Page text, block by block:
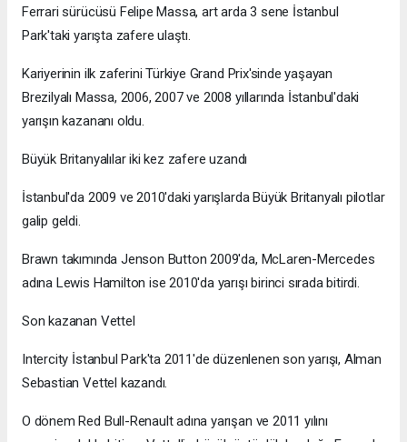
Ferrari sürücüsü Felipe Massa, art arda 3 sene İstanbul
Park'taki yarışta zafere ulaştı.
Kariyerinin ilk zaferini Türkiye Grand Prix'sinde yaşayan
Brezilyalı Massa, 2006, 2007 ve 2008 yıllarında İstanbul'daki
yarışın kazananı oldu.
Büyük Britanyalılar iki kez zafere uzandı
İstanbul'da 2009 ve 2010'daki yarışlarda Büyük Britanyalı pilotlar
galip geldi.
Brawn takımında Jenson Button 2009'da, McLaren-Mercedes
adına Lewis Hamilton ise 2010'da yarışı birinci sırada bitirdi.
Son kazanan Vettel
Intercity İstanbul Park'ta 2011'de düzenlenen son yarışı, Alman
Sebastian Vettel kazandı.
O dönem Red Bull-Renault adına yarışan ve 2011 yılını